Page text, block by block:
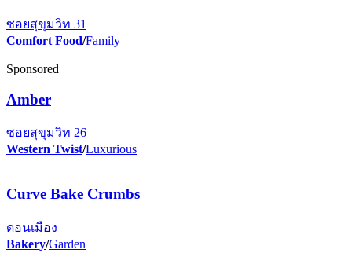
ซอยสุขุมวิท 31
Comfort Food/Family
Sponsored
Amber
ซอยสุขุมวิท 26
Western Twist/Luxurious
Curve Bake Crumbs
ดอนเมือง
Bakery/Garden